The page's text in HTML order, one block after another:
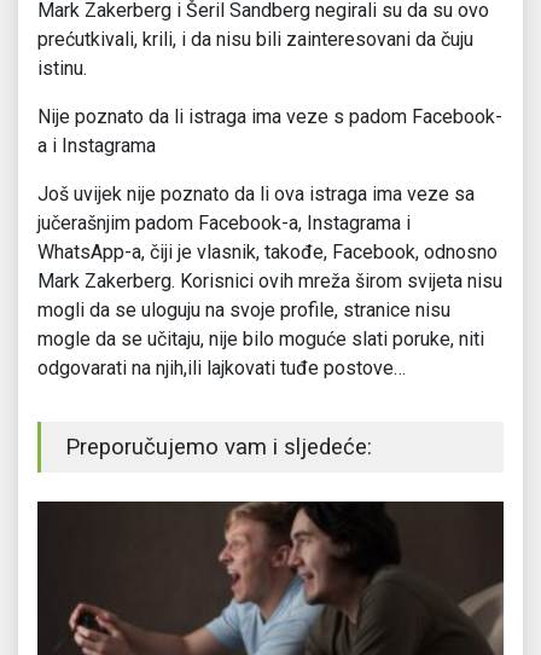
Mark Zakerberg i Šeril Sandberg negirali su da su ovo
prećutkivali, krili, i da nisu bili zainteresovani da čuju
istinu.
Nije poznato da li istraga ima veze s padom Facebook-
a i Instagrama
Još uvijek nije poznato da li ova istraga ima veze sa
jučerašnjim padom Facebook-a, Instagrama i
WhatsApp-a, čiji je vlasnik, takođe, Facebook, odnosno
Mark Zakerberg. Korisnici ovih mreža širom svijeta nisu
mogli da se uloguju na svoje profile, stranice nisu
mogle da se učitaju, nije bilo moguće slati poruke, niti
odgovarati na njih,ili lajkovati tuđe postove…
Preporučujemo vam i sljedeće: